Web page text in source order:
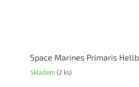
Space Marines Primaris
Skladem (2 ks)